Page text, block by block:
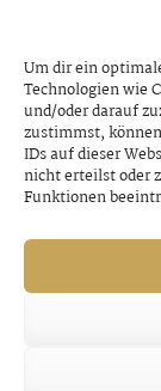
Um dir ein
Technologien wie
und/oder darauf
zustimmst,
IDs auf dieser
nicht erteilst oder
Funktionen
des
Freitag, 7.